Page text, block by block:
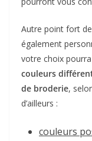
Autre point fort
également
votre choix
couleurs
de broderie,
d’ailleurs :
couleurs